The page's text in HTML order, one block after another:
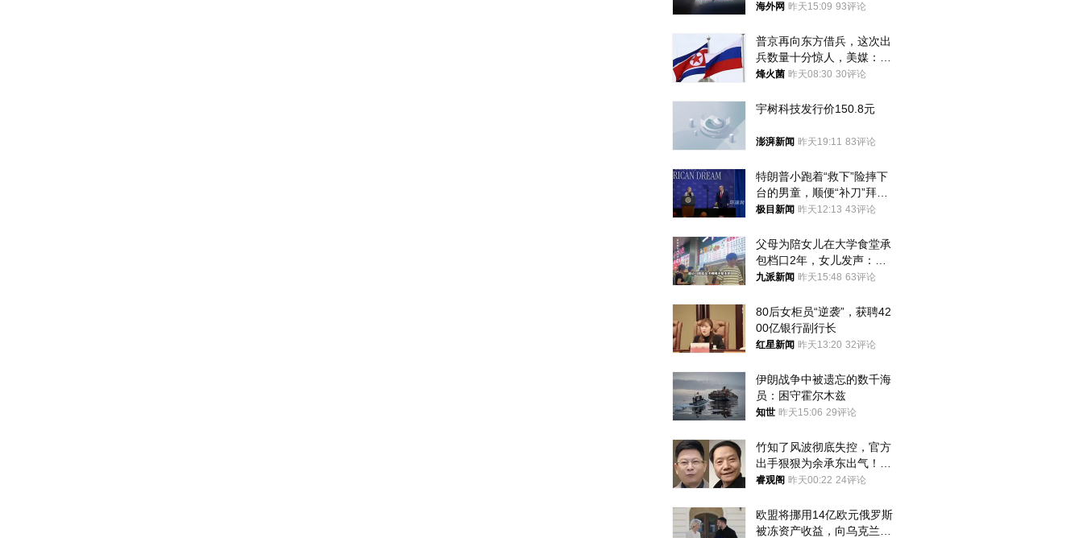
海外网 昨天15:09 93评论
普京再向东方借兵，这次出
兵数量十分惊人，美媒：俄
朝要动真格？
烽火菌 昨天08:30 30评论
宇树科技发行价150.8元
澎湃新闻 昨天19:11 83评论
特朗普小跑着“救下”险摔下
台的男童，顺便“补刀”拜
登：“我可不想他像拜登一
极目新闻 昨天12:13 43评论
父母为陪女儿在大学食堂承
包档口2年，女儿发声：初
衷是为了陪伴，毕业后将不
九派新闻 昨天15:48 63评论
80后女柜员“逆袭”，获聘42
00亿银行副行长
红星新闻 昨天13:20 32评论
伊朗战争中被遗忘的数千海
员：困守霍尔木兹
知世 昨天15:06 29评论
竹知了风波彻底失控，官方
出手狠狠为余承东出气！雷
军果然没说错
睿观阁 昨天00:22 24评论
欧盟将挪用14亿欧元俄罗斯
被冻资产收益，向乌克兰提